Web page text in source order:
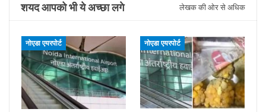
शयद आपको भी ये अच्छा लगे लेखक की ओर से अधिक
नोएडा एयरपोर्ट नोएडा एयरपोर्ट